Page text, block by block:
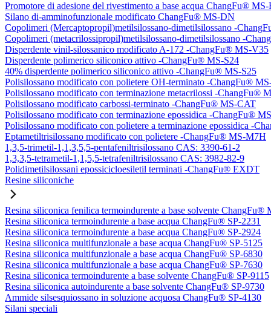
Promotore di adesione del rivestimento a base acqua ChangFu® MS-
Silano di-amminofunzionale modificato ChangFu® MS-DN
Copolimeri (Mercaptopropil)metilsilossano-dimetilsilossano -
Copolimeri (metacrilossipropil)metilsilossano-dimetilsilossano -
Disperdente vinil-silossanico modificato A-172 -ChangFu® MS-V35
Disperdente polimerico siliconico attivo -ChangFu® MS-S24
40% disperdente polimerico siliconico attivo -ChangFu® MS-S25
Polisilossano modificato con polietere OH-terminato -ChangFu®
Polisilossano modificato con terminazione metacrilossi -ChangFu®
Polisilossano modificato carbossi-terminato -ChangFu® MS-CAT
Polisilossano modificato con terminazione epossidica -ChangFu®
Polisilossano modificato con polietere a terminazione epossidica -
Eptametiltrisilossano modificato con polietere -ChangFu® MS-M7H
1,3,5-trimetil-1,1,3,5,5-pentafeniltrisilossano CAS: 3390-61-2
1,3,3,5-tetrametil-1,1,5,5-tetrafeniltrisilossano CAS: 3982-82-9
Polidimetilsilossani epossicicloesiletil terminati -ChangFu® EXDT
Resine siliconiche
Resina siliconica fenilica termoindurente a base solvente ChangFu®
Resina siliconica termoindurente a base acqua ChangFu® SP-2231
Resina siliconica termoindurente a base acqua ChangFu® SP-2924
Resina siliconica multifunzionale a base acqua ChangFu® SP-5125
Resina siliconica multifunzionale a base acqua ChangFu® SP-6830
Resina siliconica multifunzionale a base acqua ChangFu® SP-7630
Resina siliconica termoindurente a base solvente ChangFu® SP-9115
Resina siliconica autoindurente a base solvente ChangFu® SP-9730
Ammide silsesquiossano in soluzione acquosa ChangFu® SP-4130
Silani speciali